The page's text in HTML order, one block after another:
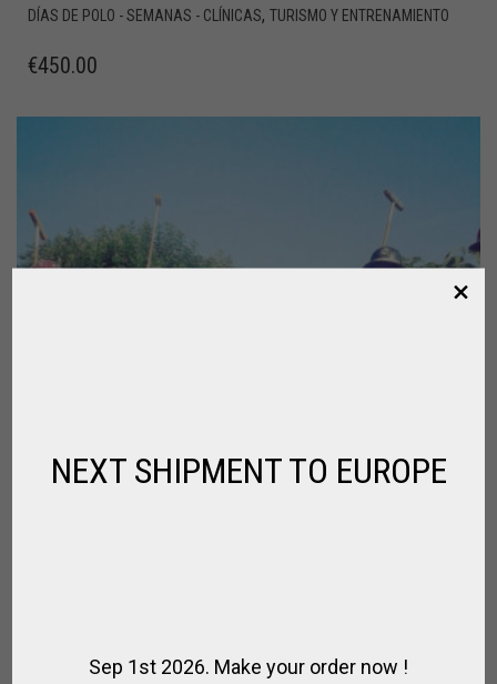
DÍAS DE POLO - SEMANAS - CLÍNICAS, TURISMO Y ENTRENAMIENTO
€450.00
NEXT SHIPMENT TO EUROPE
Sep 1st 2026. Make your order now !